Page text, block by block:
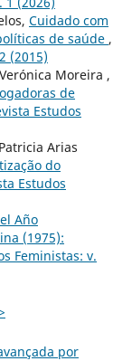
Cuidado com
de saúde ,
(2015)
Moreira ,
de
Estudos
Arias
do
Estudos
Año
(1975):
Feministas: v.
por